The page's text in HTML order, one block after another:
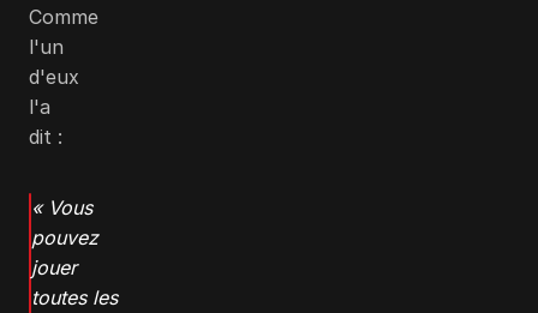
Comme
l'un
d'eux
l'a
dit :
« Vous
pouvez
jouer
toutes les